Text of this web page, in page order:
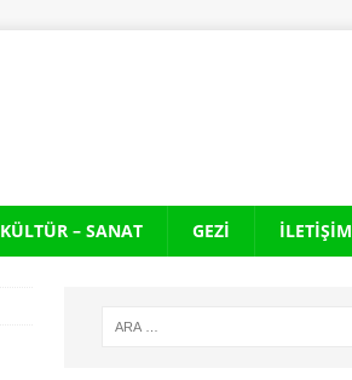
KÜLTÜR – SANAT GEZI İLETIŞIM